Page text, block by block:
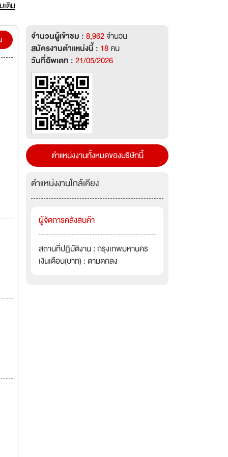
วย
ย
เติม
จำนวนผู้เข้าชม :8,962จำนวน
สมัครงานตำแหน่งนี้ : 18คน
วันที่อัพเดท :21/05/2026
ตำแหน่งงานทั้งหมดของบริษัทนี้
ตำแหน่งงานใกล้เคียง
ผู้จัดการคลังสินค้า
สถานที่ปฏิบัติงาน : กรุงเทพมหานคร
เงินเดือน(บาท) : ตามตกลง